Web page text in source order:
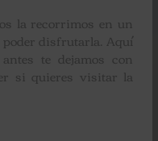
la recorrimos en un
disfrutarla. Aquí
te dejamos con
si quieres visitar la